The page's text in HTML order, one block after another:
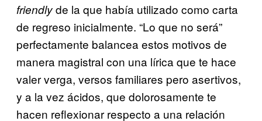
friendlyde la que había utilizado como carta
de regreso inicialmente. “Lo que no será”
perfectamente balancea estos motivos de
manera magistral con una lírica que te hace
valer verga, versos familiares pero asertivos,
y a la vez ácidos, que dolorosamente te
hacen reflexionar respecto a una relación